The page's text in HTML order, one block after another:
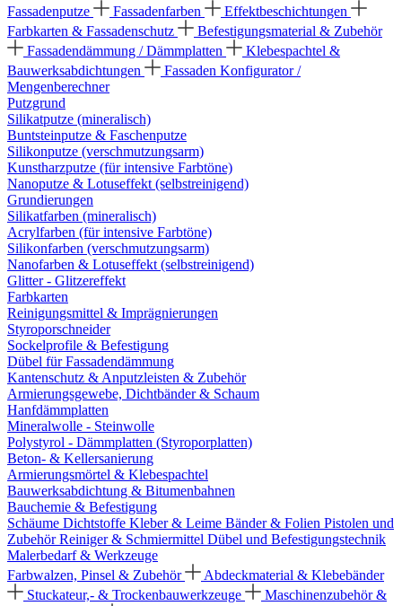
Fassadenputze
Fassadenfarben
Effektbeschichtungen
Farbkarten & Fassadenschutz
Befestigungsmaterial & Zubehör
Fassadendämmung / Dämmplatten
Klebespachtel &
Bauwerksabdichtungen
Fassaden Konfigurator /
Mengenberechner
Putzgrund
Silikatputze (mineralisch)
Buntsteinputze & Faschenputze
Silikonputze (verschmutzungsarm)
Kunstharzputze (für intensive Farbtöne)
Nanoputze & Lotuseffekt (selbstreinigend)
Grundierungen
Silikatfarben (mineralisch)
Acrylfarben (für intensive Farbtöne)
Silikonfarben (verschmutzungsarm)
Nanofarben & Lotuseffekt (selbstreinigend)
Glitter - Glitzereffekt
Farbkarten
Reinigungsmittel & Imprägnierungen
Styroporschneider
Sockelprofile & Befestigung
Dübel für Fassadendämmung
Kantenschutz & Anputzleisten & Zubehör
Armierungsgewebe, Dichtbänder & Schaum
Hanfdämmplatten
Mineralwolle - Steinwolle
Polystyrol - Dämmplatten (Styroporplatten)
Beton- & Kellersanierung
Armierungsmörtel & Klebespachtel
Bauwerksabdichtung & Bitumenbahnen
Bauchemie & Befestigung
Schäume Dichtstoffe Kleber & Leime Bänder & Folien Pistolen und
ZubehörReiniger & Schmiermittel Dübel und Befestigungstechnik
Malerbedarf & Werkzeuge
Farbwalzen, Pinsel & Zubehör
Abdeckmaterial & Klebebänder
Stuckateur,- & Trockenbauwerkzeuge
Maschinenzubehör &